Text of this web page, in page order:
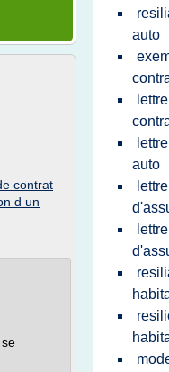
contrat
d un
auto
auto